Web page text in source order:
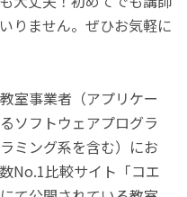
りません。ぜひお気軽に
室事業者（アプリケー
ソフトウェアプログラ
ミング系を含む）にお
No.1比較サイト「コエ